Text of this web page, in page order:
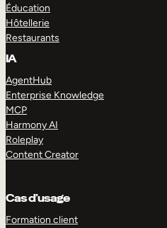
Éducation
Hôtellerie
Restaurants
IA
AgentHub
Enterprise Knowledge
MCP
Harmony AI
Roleplay
Content Creator
Cas d’usage
Formation client